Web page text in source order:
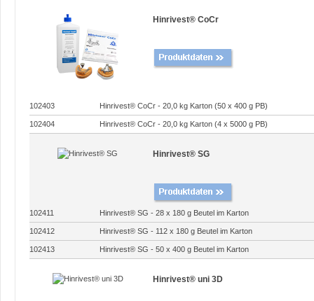
Hinrivest® CoCr
102403 Hinrivest® CoCr - 20,0 kg Karton (50 x 400 g PB)
102404 Hinrivest® CoCr - 20,0 kg Karton (4 x 5000 g PB)
Hinrivest® SG
102411 Hinrivest® SG - 28 x 180 g Beutel im Karton
102412 Hinrivest® SG - 112 x 180 g Beutel im Karton
102413 Hinrivest® SG - 50 x 400 g Beutel im Karton
Hinrivest® uni 3D